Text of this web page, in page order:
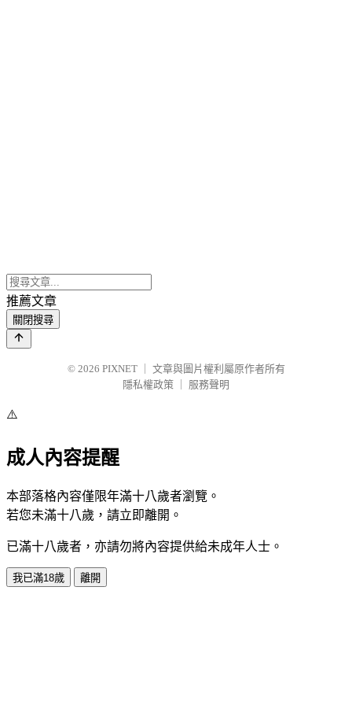
推薦文章
關閉搜尋
© 2026 PIXNET
文章與圖片權利屬原作者所有
隱私權政策
服務聲明
⚠️
成人內容提醒
本部落格內容僅限年滿十八歲者瀏覽。
若您未滿十八歲，請立即離開。
已滿十八歲者，亦請勿將內容提供給未成年人士。
我已滿18歲 離開